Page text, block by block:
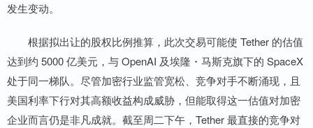
发生变动。
根据拟出让的股权比例推算，此次交易可能使 Tether 的估值
达到约 5000 亿美元，与 OpenAI 及埃隆・马斯克旗下的 SpaceX
处于同一梯队。尽管加密行业监管宽松、竞争对手不断涌现，且
美国利率下行对其高额收益构成威胁，但能取得这一估值对加密
企业而言仍是非凡成就。截至周二下午，Tether 最直接的竞争对